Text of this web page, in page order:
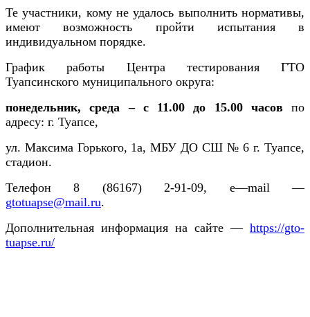
Те участники, кому не удалось выполнить нормативы,
имеют возможность пройти испытания в
индивидуальном порядке.
График работы Центра тестирования ГТО
Туапсинского муниципального округа:
понедельник, среда – с 11.00 до 15.00 часовпо
адресу: г. Туапсе,
ул. Максима Горького, 1а, МБУ ДО СШ № 6 г. Туапсе,
стадион.
Телефон 8 (86167) 2-91-09, e—mail —
gtotuapse@mail.ru.
Дополнительная информация на сайте — https://gto-
tuapse.ru/